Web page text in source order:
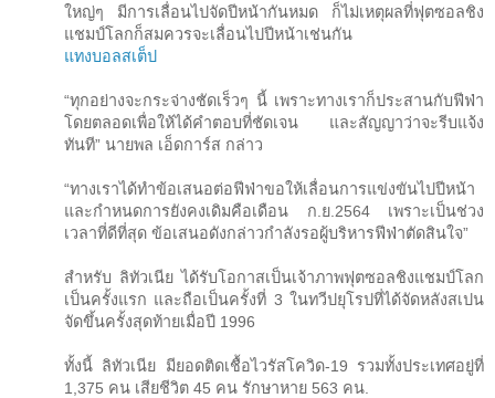
ใหญ่ๆ มีการเลื่อนไปจัดปีหน้ากันหมด ก็ไม่เหตุผลที่ฟุตซอลชิง
แชมป์โลกก็สมควรจะเลื่อนไปปีหน้าเช่นกัน
แทงบอลสเต็ป
“ทุกอย่างจะกระจ่างชัดเร็วๆ นี้ เพราะทางเราก็ประสานกับฟีฟ่า
โดยตลอดเพื่อให้ได้คำตอบที่ชัดเจน และสัญญาว่าจะรีบแจ้ง
ทันที” นายพล เอ็ดการ์ส กล่าว
“ทางเราได้ทำข้อเสนอต่อฟีฟ่าขอให้เลื่อนการแข่งขันไปปีหน้า
และกำหนดการยังคงเดิมคือเดือน ก.ย.2564 เพราะเป็นช่วง
เวลาที่ดีที่สุด ข้อเสนอดังกล่าวกำลังรอผู้บริหารฟีฟ่าตัดสินใจ”
สำหรับ ลิทัวเนีย ได้รับโอกาสเป็นเจ้าภาพฟุตซอลชิงแชมป์โลก
เป็นครั้งแรก และถือเป็นครั้งที่ 3 ในทวีปยุโรปที่ได้จัดหลังสเปน
จัดขึ้นครั้งสุดท้ายเมื่อปี 1996
ทั้งนี้ ลิทัวเนีย มียอดติดเชื้อไวรัสโควิด-19 รวมทั้งประเทศอยู่ที่
1,375 คน เสียชีวิต 45 คน รักษาหาย 563 คน.